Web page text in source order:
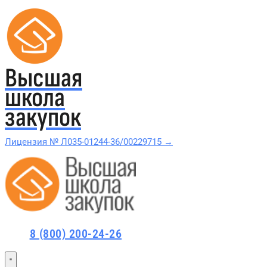
Высшая
школа
закупок
Лицензия № Л035-01244-36/00229715 →
Проверить в реестре Рособрнадзора →
Курсы по 44-ФЗ
8 (800) 200-24-26